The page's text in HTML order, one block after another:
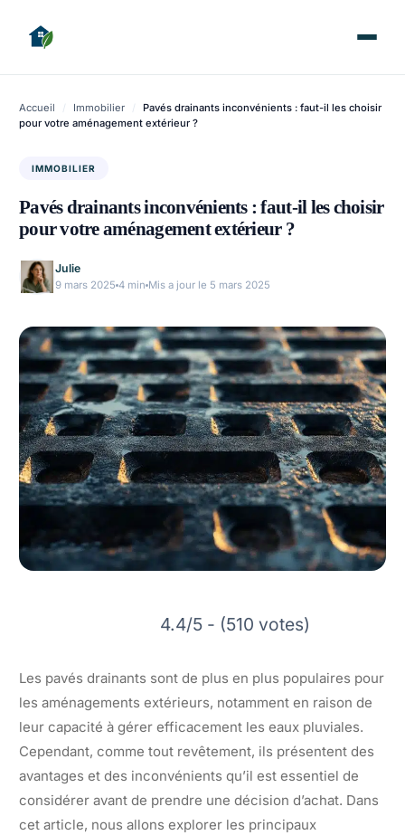
Accueil / Immobilier /
Pavés drainants inconvénients : faut-il les choisir
pour votre aménagement extérieur ?
IMMOBILIER
Pavés drainants inconvénients : faut-il les choisir
pour votre aménagement extérieur ?
Julie
9 mars 2025 4 min Mis a jour le 5 mars 2025
4.4/5 - (510 votes)
Les pavés drainants sont de plus en plus populaires pour
les aménagements extérieurs, notamment en raison de
leur capacité à gérer efficacement les eaux pluviales.
Cependant, comme tout revêtement, ils présentent des
avantages et des inconvénients qu’il est essentiel de
considérer avant de prendre une décision d’achat. Dans
cet article, nous allons explorer les principaux